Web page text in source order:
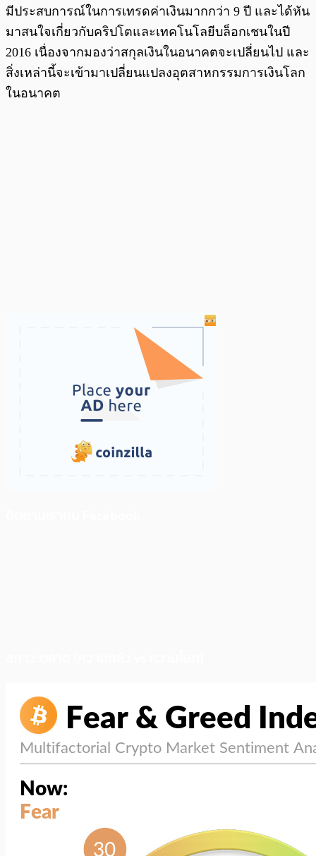
มีประสบการณ์ในการเทรดค่าเงินมากกว่า 9 ปี และได้หัน
มาสนใจเกี่ยวกับคริปโตและเทคโนโลยีบล็อกเชนในปี
2016 เนื่องจากมองว่าสกุลเงินในอนาคตจะเปลี่ยนไป และ
สิ่งเหล่านี้จะเข้ามาเปลี่ยนแปลงอุตสาหกรรมการเงินโลก
ในอนาคต